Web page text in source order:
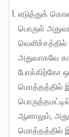
எடுத்துக்
பொருள்
வெளிச்சத்தில்
அதுவாகவே
போக்கிற்கோ
மொத்தத்தில்
பொருத்தமட்டில்
ஆனாலும்,
மொத்தத்தில்